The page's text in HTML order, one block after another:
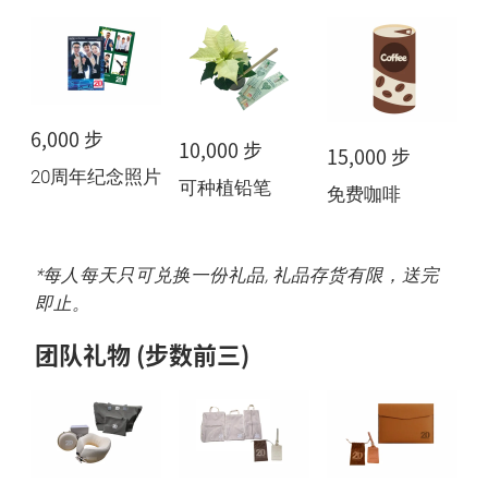
6,000 步
20周年纪念照片
10,000 步
可种植铅笔
15,000 步
免费咖啡
*每人每天只可兑换一份礼品, 礼品存货有限，送完
即止。
团队礼物 (步数前三)